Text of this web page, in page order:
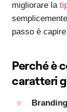
migliorare la
passo è
Perché è
caratteri